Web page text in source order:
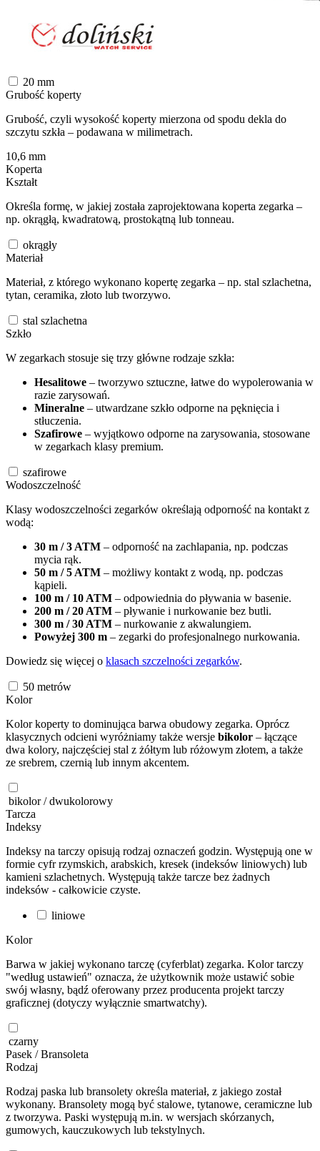
20 mm
Grubość koperty
Grubość, czyli wysokość koperty mierzona od spodu dekla do
szczytu szkła – podawana w milimetrach.
10,6 mm
Koperta
Kształt
Określa formę, w jakiej została zaprojektowana koperta zegarka –
np. okrągłą, kwadratową, prostokątną lub tonneau.
okrągły
Materiał
Materiał, z którego wykonano kopertę zegarka – np. stal szlachetna,
tytan, ceramika, złoto lub tworzywo.
stal szlachetna
Szkło
W zegarkach stosuje się trzy główne rodzaje szkła:
Hesalitowe – tworzywo sztuczne, łatwe do wypolerowania w
razie zarysowań.
Mineralne – utwardzane szkło odporne na pęknięcia i
stłuczenia.
Szafirowe – wyjątkowo odporne na zarysowania, stosowane
w zegarkach klasy premium.
szafirowe
Wodoszczelność
Klasy wodoszczelności zegarków określają odporność na kontakt z
wodą:
30 m / 3 ATM – odporność na zachlapania, np. podczas
mycia rąk.
50 m / 5 ATM – możliwy kontakt z wodą, np. podczas
kąpieli.
100 m / 10 ATM – odpowiednia do pływania w basenie.
200 m / 20 ATM – pływanie i nurkowanie bez butli.
300 m / 30 ATM – nurkowanie z akwalungiem.
Powyżej 300 m – zegarki do profesjonalnego nurkowania.
Dowiedz się więcej o klasach szczelności zegarków.
50 metrów
Kolor
Kolor koperty to dominująca barwa obudowy zegarka. Oprócz
klasycznych odcieni wyróżniamy także wersje bikolor – łączące
dwa kolory, najczęściej stal z żółtym lub różowym złotem, a także
ze srebrem, czernią lub innym akcentem.
bikolor / dwukolorowy
Tarcza
Indeksy
Indeksy na tarczy opisują rodzaj oznaczeń godzin. Występują one w
formie cyfr rzymskich, arabskich, kresek (indeksów liniowych) lub
kamieni szlachetnych. Występują także tarcze bez żadnych
indeksów - całkowicie czyste.
liniowe
Kolor
Barwa w jakiej wykonano tarczę (cyferblat) zegarka. Kolor tarczy
"według ustawień" oznacza, że użytkownik może ustawić sobie
swój własny, bądź oferowany przez producenta projekt tarczy
graficznej (dotyczy wyłącznie smartwatchy).
czarny
Pasek / Bransoleta
Rodzaj
Rodzaj paska lub bransolety określa materiał, z jakiego został
wykonany. Bransolety mogą być stalowe, tytanowe, ceramiczne lub
z tworzywa. Paski występują m.in. w wersjach skórzanych,
gumowych, kauczukowych lub tekstylnych.